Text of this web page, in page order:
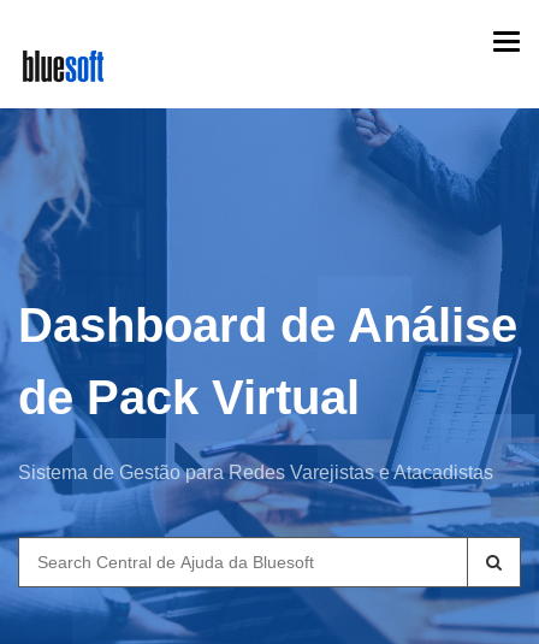
main
content
Dashboard de Análise
de Pack Virtual
Sistema de Gestão para Redes Varejistas e Atacadistas
Search
for: